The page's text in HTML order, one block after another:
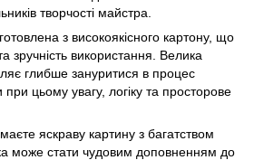
творчості майстра.
з високоякісного картону, що
зручність використання. Велика
глибше зануритися в процес
цьому увагу, логіку та просторове
яскраву картину з багатством
може стати чудовим доповненням до